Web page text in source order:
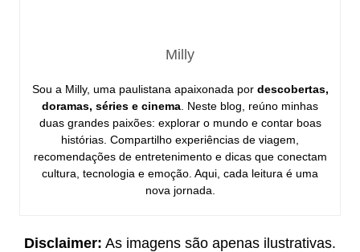
Milly
Sou a Milly, uma paulistana apaixonada por descobertas,
doramas, séries e cinema . Neste blog, reúno minhas
duas grandes paixões: explorar o mundo e contar boas
histórias. Compartilho experiências de viagem,
recomendações de entretenimento e dicas que conectam
cultura, tecnologia e emoção. Aqui, cada leitura é uma
nova jornada.
Disclaimer: As imagens são apenas ilustrativas.